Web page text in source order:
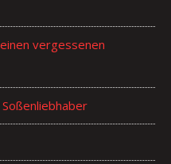
vergessenen